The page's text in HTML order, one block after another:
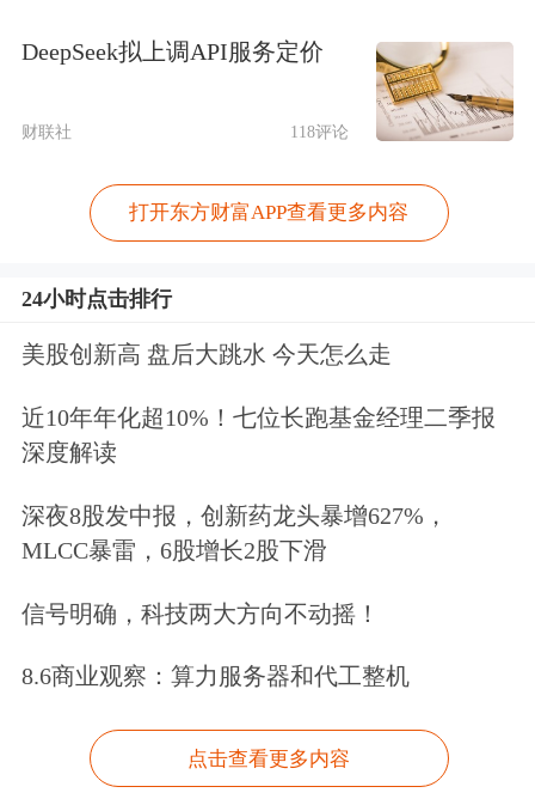
DeepSeek拟上调API服务定价
财联社 118评论
打开东方财富APP查看更多内容
24小时点击排行
美股创新高 盘后大跳水 今天怎么走
近10年年化超10%！七位长跑基金经理二季报
深度解读
深夜8股发中报，创新药龙头暴增627%，
MLCC暴雷，6股增长2股下滑
信号明确，科技两大方向不动摇！
8.6商业观察：算力服务器和代工整机
点击查看更多内容